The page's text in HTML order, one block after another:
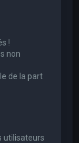
!
non
de la part
utilisateurs